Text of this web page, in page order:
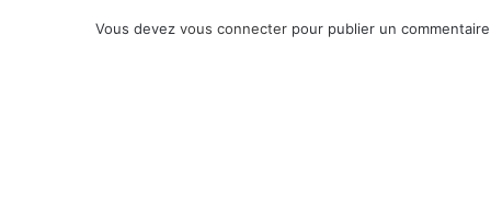
Vous devez vous connecter pour publier un